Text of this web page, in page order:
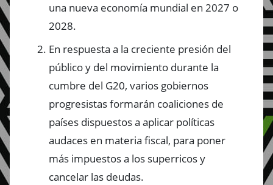
una nueva economía mundial en 2027 o
2028.
En respuesta a la creciente presión del
público y del movimiento durante la
cumbre del G20, varios gobiernos
progresistas formarán coaliciones de
países dispuestos a aplicar políticas
audaces en materia fiscal, para poner
más impuestos a los superricos y
cancelar las deudas.